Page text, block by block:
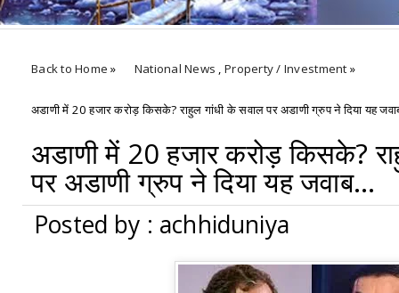
Welcomes You.....
Back to Home » National News ,Property / Investment »
अडाणी में 20 हजार करोड़ किसके? राहुल गांधी के सवाल पर अडाणी ग्रुप ने दिया यह
अडाणी में 20 हजार करोड़ किसके?
पर अडाणी ग्रुप ने दिया यह जवाब...
Posted by : achhiduniya